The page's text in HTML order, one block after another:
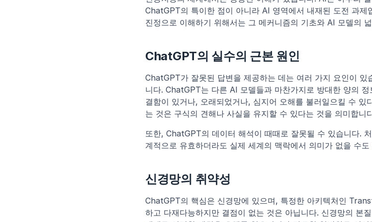
ChatGPT의 특이한 점이 아니라 AI 영역에서 내재된 도전 과제
진정으로 이해하기 위해서는 그 메커니즘의 기초와 AI 모델의
ChatGPT의 실수의 근본 원인
ChatGPT가 잘못된 답변을 제공하는 데는 여러 가지 요인이 있
니다. ChatGPT는 다른 AI 모델들과 마찬가지로 방대한 양의
결함이 있거나, 오래되었거나, 심지어 오해를 불러일으킬 수 있
는 것은 구식의 견해나 사실을 유지할 수 있다는 것을 의미합니
또한, ChatGPT의 데이터 해석이 때때로 잘못될 수 있습니다.
계적으로 유효하더라도 실제 세계의 맥락에서 의미가 없을 수
신경망의 취약성
ChatGPT의 핵심은 신경망에 있으며, 특정한 아키텍처인
하고 다재다능하지만 결점이 없는 것은 아닙니다. 신경망의 본